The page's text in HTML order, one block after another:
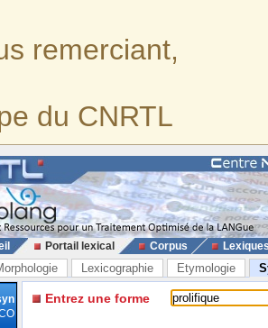
remerciant,
du CNRTL
Portail lexical Corpus
Lexicographie Etymologie
Entrez une forme